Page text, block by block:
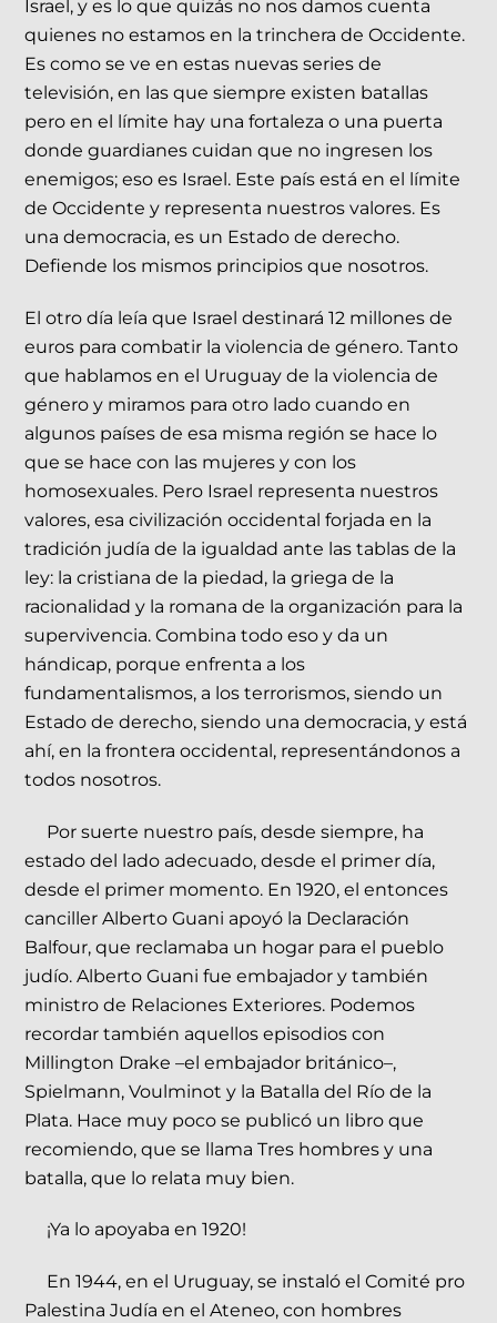
Israel, y es lo que quizás no nos damos cuenta
quienes no estamos en la trinchera de Occidente.
Es como se ve en estas nuevas series de
televisión, en las que siempre existen batallas
pero en el límite hay una fortaleza o una puerta
donde guardianes cuidan que no ingresen los
enemigos; eso es Israel. Este país está en el límite
de Occidente y representa nuestros valores. Es
una democracia, es un Estado de derecho.
Defiende los mismos principios que nosotros.
El otro día leía que Israel destinará 12 millones de
euros para combatir la violencia de género. Tanto
que hablamos en el Uruguay de la violencia de
género y miramos para otro lado cuando en
algunos países de esa misma región se hace lo
que se hace con las mujeres y con los
homosexuales. Pero Israel representa nuestros
valores, esa civilización occidental forjada en la
tradición judía de la igualdad ante las tablas de la
ley: la cristiana de la piedad, la griega de la
racionalidad y la romana de la organización para la
supervivencia. Combina todo eso y da un
hándicap, porque enfrenta a los
fundamentalismos, a los terrorismos, siendo un
Estado de derecho, siendo una democracia, y está
ahí, en la frontera occidental, representándonos a
todos nosotros.
Por suerte nuestro país, desde siempre, ha
estado del lado adecuado, desde el primer día,
desde el primer momento. En 1920, el entonces
canciller Alberto Guani apoyó la Declaración
Balfour, que reclamaba un hogar para el pueblo
judío. Alberto Guani fue embajador y también
ministro de Relaciones Exteriores. Podemos
recordar también aquellos episodios con
Millington Drake –el embajador británico–,
Spielmann, Voulminot y la Batalla del Río de la
Plata. Hace muy poco se publicó un libro que
recomiendo, que se llama Tres hombres y una
batalla, que lo relata muy bien.
¡Ya lo apoyaba en 1920!
En 1944, en el Uruguay, se instaló el Comité pro
Palestina Judía en el Ateneo, con hombres